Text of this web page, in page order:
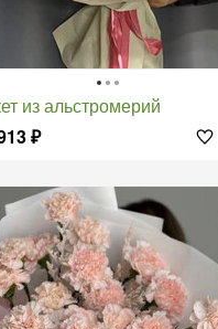
из альстромерий
₽